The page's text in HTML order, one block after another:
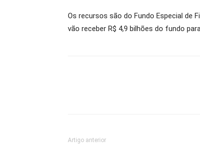
Os recursos são do Fundo Especial de
vão receber R$ 4,9 bilhões do fundo
Artigo anterior